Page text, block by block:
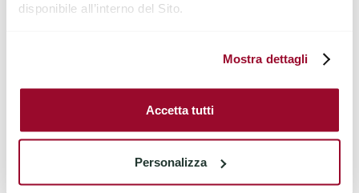
disponibile all’interno del Sito.
Mostra dettagli
Accetta tutti
Personalizza